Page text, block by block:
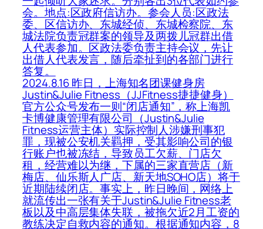
会。地点:区政府信访办。参会人员:区政法
委、区信访办、东城经侦、东城检察院、东
城法院负责冠群案的领导及两拨儿冠群出借
人代表参加。区政法委负责主持会议，先让
出借人代表发言，随后牵扯到的各部门进行
答复。
2024.8.16 昨日，上海知名团课健身房
Justin&Julie Fitness（JJFitness捷捷健身）
官方公众号发布一则“闭店通知”，称上海凯
卡博健康管理有限公司（Justin&Julie
Fitness运营主体）实际控制人涉嫌刑事犯
罪，现被公安机关羁押，受其影响公司的银
行账户也被冻结，导致员工欠薪、门店欠
租，经营难以为继，下属的三家直营店（新
梅店、仙乐斯人广店、新天地SOHO店）将于
近期陆续闭店。事实上，昨日晚间，网络上
就流传出一张有关于Justin&Julie Fitness老
板以及中高层集体失联，被拖欠近2月工资的
教练决定自救内容的通知。根据通知内容，8